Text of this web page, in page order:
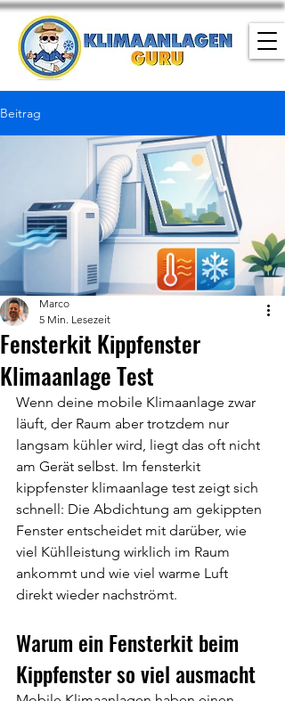
Beitrag
Fensterkit Kippfenster
Klimaanlage Test
Marco
5 Min. Lesezeit
Wenn deine mobile Klimaanlage zwar
läuft, der Raum aber trotzdem nur
langsam kühler wird, liegt das oft nicht
am Gerät selbst. Im fensterkit
kippfenster klimaanlage test zeigt sich
schnell: Die Abdichtung am gekippten
Fenster entscheidet mit darüber, wie
viel Kühlleistung wirklich im Raum
ankommt und wie viel warme Luft
direkt wieder nachströmt.
Warum ein Fensterkit beim
Kippfenster so viel ausmacht